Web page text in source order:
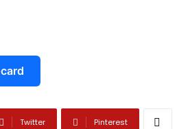
Twitter Pinterest